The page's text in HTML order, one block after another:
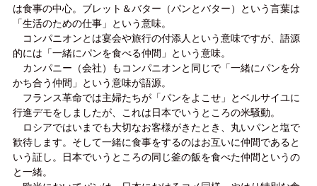
は食事の中心。ブレット＆バター（パンとバター）という言葉は
「生活のための仕事」という意味。
コンパニオンとは宴会や旅行の付添人という意味ですが、語源
的には「一緒にパンを食べる仲間」という意味。
カンパニー（会社）もコンパニオンと同じで「一緒にパンを分
かち合う仲間」という意味が語源。
フランス革命では主婦たちが「パンをよこせ」とベルサイユに
行進デモをしましたが、これは日本でいうところの米騒動。
ロシアではいまでも大切なお客様がきたとき、丸いパンと塩で
歓待します。そして一緒に食事をするのはお互いに仲間であると
いう証し。日本でいうところの同じ釜の飯を食べた仲間というの
と一緒。